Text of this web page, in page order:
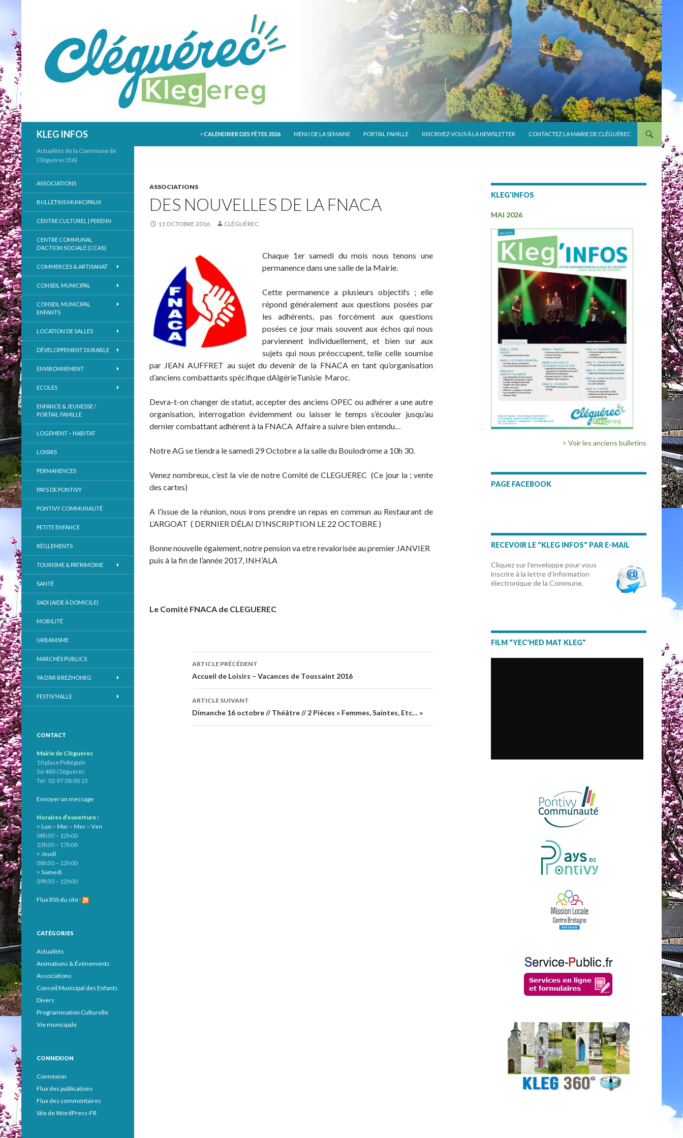
KLEG INFOS
>CALENDRIER DES FÊTES 2026 MENU DE LA SEMAINE PORTAIL FAMILLE INSCRIVEZ-VOUS À LA NEWSLETTER CONTACTEZ LA MAIRIE DE CLÉGUÉREC
ASSOCIATIONS
DES NOUVELLES DE LA FNACA
11 OCTOBRE 2016 CLÉGUÉREC
Chaque 1er samedi du mois nous tenons une
permanence dans une salle de la Mairie.
Cette permanence a plusieurs objectifs ; elle
répond généralement aux questions posées par
les adhérents, pas forcément aux questions
posées ce jour mais souvent aux échos qui nous
parviennent individuellement, et bien sur aux
sujets qui nous préoccupent, telle celle soumise
par JEAN AUFFRET au sujet du devenir de la FNACA en tant qu’organisation
d’anciens combattants spécifique dAlgérieTunisie Maroc.
Devra-t-on changer de statut, accepter des anciens OPEC ou adhérer a une autre
organisation, interrogation évidemment ou laisser le temps s’écouler jusqu’au
dernier combattant adhérent à la FNACA Affaire a suivre bien entendu…
Notre AG se tiendra le samedi 29 Octobre a la salle du Boulodrome a 10h 30.
Venez nombreux, c’est la vie de notre Comité de CLEGUEREC (Ce jour la ; vente
des cartes)
A l’issue de la réunion, nous irons prendre un repas en commun au Restaurant de
L’ARGOAT ( DERNIER DÉLAI D’INSCRIPTION LE 22 OCTOBRE )
Bonne nouvelle également, notre pension va etre revalorisée au premier JANVIER
puis à la fin de l’année 2017, INH’ALA
Le Comité FNACA de CLEGUEREC
Navigation
des
articles
ARTICLE PRÉCÉDENT
Accueil de Loisirs – Vacances de Toussaint 2016
ARTICLE SUIVANT
Dimanche 16 octobre // Théâtre // 2 Pièces « Femmes, Saintes, Etc… »
KLEG'INFOS
MAI 2026
> Voir les anciens bulletins
PAGE FACEBOOK
RECEVOIR LE "KLEG INFOS" PAR E-MAIL
Cliquez sur l’enveloppe pour vous
inscrire à la lettre d’information
électronique de la Commune.
FILM "YEC'HED MAT KLEG"
Actualités de la Commune de
Cléguérec (56)
ASSOCIATIONS
BULLETINS MUNICIPAUX
CENTRE CULTUREL | PERENN
CENTRE COMMUNAL
D’ACTION SOCIALE (CCAS)
COMMERCES & ARTISANAT
CONSEIL MUNICIPAL
CONSEIL MUNICIPAL
ENFANTS
LOCATION DE SALLES
DÉVELOPPEMENT DURABLE
ENVIRONNEMENT
ECOLES
ENFANCE & JEUNESSE /
PORTAIL FAMILLE
LOGEMENT – HABITAT
LOISIRS
PERMANENCES
PAYS DE PONTIVY
PONTIVY COMMUNAUTÉ
PETITE ENFANCE
RÈGLEMENTS
TOURISME & PATRIMOINE
SANTÉ
SADI (AIDE À DOMICILE)
MOBILITÉ
URBANISME
MARCHÉS PUBLICS
YA D’AR BREZHONEG
FESTIV’HALLE
CONTACT
Mairie de Cléguérec
10 place Pobéguin
56 480 Cléguérec
Tel : 02 97 38 00 15
Envoyer un message
Horaires d’ouverture :
> Lun – Mar – Mer – Ven
08h30 – 12h00
13h30 – 17h00
> Jeudi
08h30 – 12h00
> Samedi
09h30 – 12h00
Flux RSS du site :
CATÉGORIES
Actualités
Animations & Événements
Associations
Conseil Municipal des Enfants
Divers
Programmation Culturelle
Vie municipale
CONNEXION
Connexion
Flux des publications
Flux des commentaires
Site de WordPress-FR